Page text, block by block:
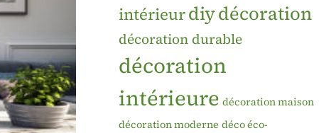
intérieurdiydécoration
décoration durable
décoration
intérieure décoration maison
décoration moderne déco éco-